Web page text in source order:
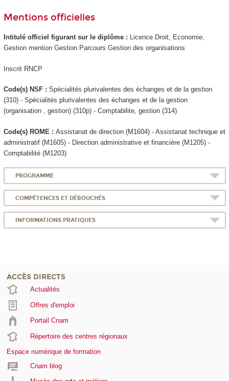
Mentions officielles
Intitulé officiel figurant sur le diplôme : Licence Droit, Economie,
Gestion mention Gestion Parcours Gestion des organisations
Inscrit RNCP
Code(s) NSF : Spécialités plurivalentes des échanges et de la gestion
(310) - Spécialités plurivalentes des échanges et de la gestion
(organisation , gestion) (310p) - Comptabilite, gestion (314)
Code(s) ROME : Assistanat de direction (M1604) - Assistanat technique et
administratif (M1605) - Direction administrative et financière (M1205) -
Comptabilité (M1203)
PROGRAMME
COMPÉTENCES ET DÉBOUCHÉS
INFORMATIONS PRATIQUES
ACCÈS DIRECTS
Actualités
Offres d'emploi
Portail Cnam
Répertoire des centres régionaux
Espace numérique de formation
Cnam blog